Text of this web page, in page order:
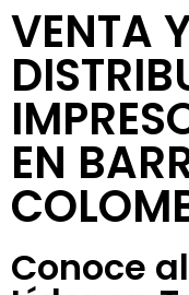
VENTA
EN
Conoce